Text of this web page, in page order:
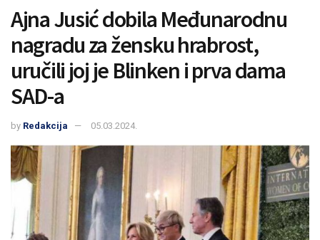
Ajna Jusić dobila Međunarodnu
nagradu za žensku hrabrost,
uručili joj je Blinken i prva dama
SAD-a
by Redakcija 05.03.2024.